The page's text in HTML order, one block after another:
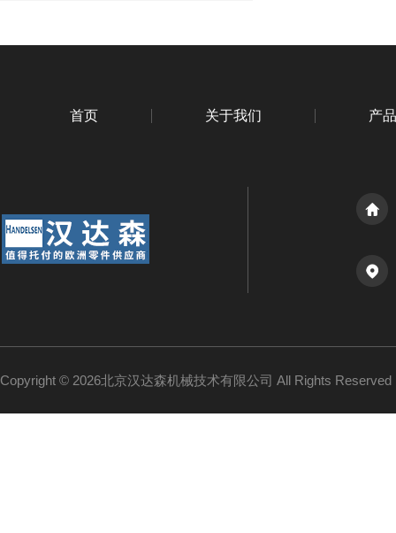
首页 关于我们 产
Copyright © 2026北京汉达森机械技术有限公司 All Rights